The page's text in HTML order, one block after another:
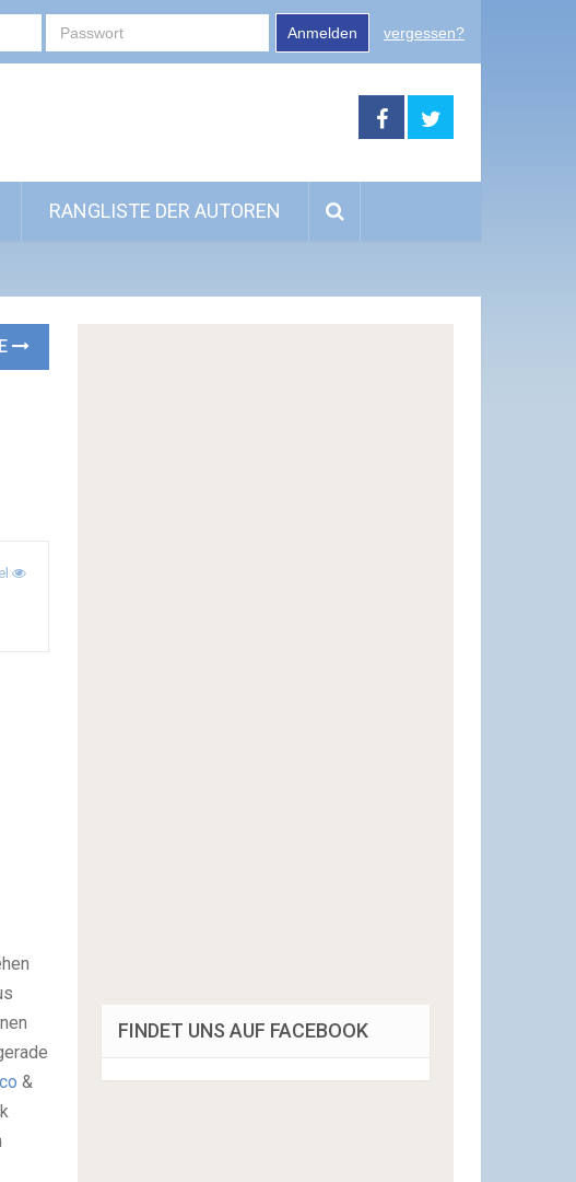
Anmelden vergessen?
RANGLISTE DER AUTOREN
&
FINDET UNS AUF FACEBOOK